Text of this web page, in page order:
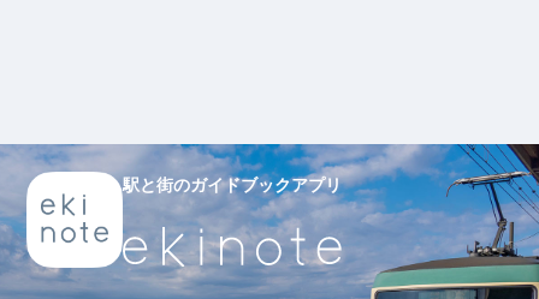
駅と街のガイドブックアプリ